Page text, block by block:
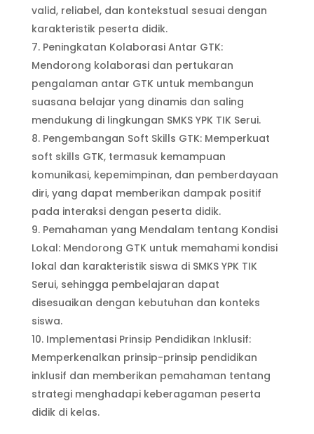
valid, reliabel, dan kontekstual sesuai dengan
karakteristik peserta didik.
Peningkatan Kolaborasi Antar GTK:
Mendorong kolaborasi dan pertukaran
pengalaman antar GTK untuk membangun
suasana belajar yang dinamis dan saling
mendukung di lingkungan SMKS YPK TIK Serui.
Pengembangan Soft Skills GTK: Memperkuat
soft skills GTK, termasuk kemampuan
komunikasi, kepemimpinan, dan pemberdayaan
diri, yang dapat memberikan dampak positif
pada interaksi dengan peserta didik.
Pemahaman yang Mendalam tentang Kondisi
Lokal: Mendorong GTK untuk memahami kondisi
lokal dan karakteristik siswa di SMKS YPK TIK
Serui, sehingga pembelajaran dapat
disesuaikan dengan kebutuhan dan konteks
siswa.
Implementasi Prinsip Pendidikan Inklusif:
Memperkenalkan prinsip-prinsip pendidikan
inklusif dan memberikan pemahaman tentang
strategi menghadapi keberagaman peserta
didik di kelas.